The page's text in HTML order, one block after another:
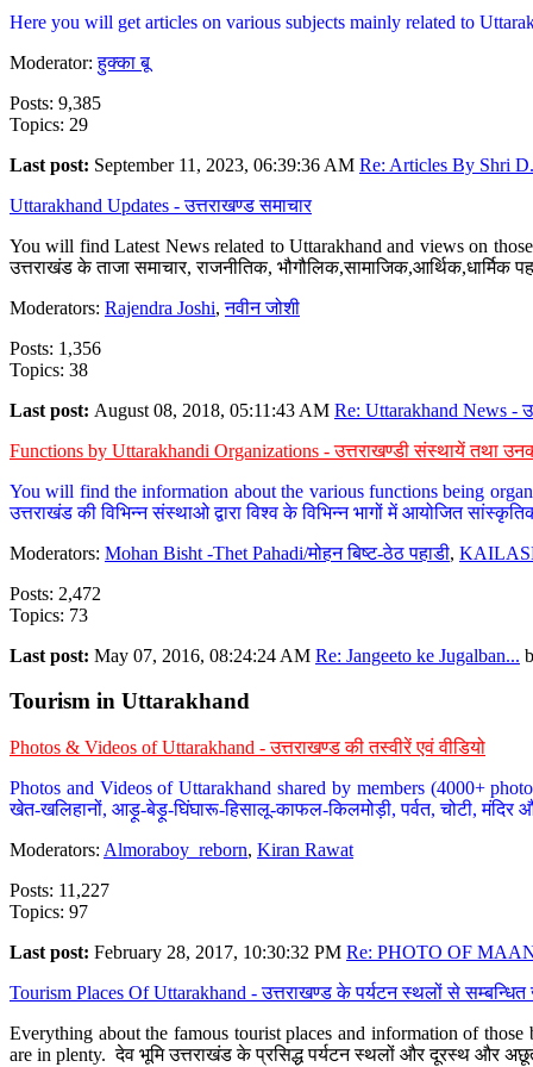
Here you will get articles on various subjects mainly related to
Moderator:हुक्का बू
Posts: 9,385
Topics: 29
Last post: September 11, 2023, 06:39:36 AM Re: Articles By Shri
Uttarakhand Updates - उत्तराखण्ड समाचार
You will find Latest News related to Uttarakhand and views on
उत्तराखंड के ताजा समाचार, राजनीतिक,
Moderators: Rajendra Joshi,नवीन जोशी
Posts: 1,356
Topics: 38
Last post: August 08, 2018, 05:11:43 AM Re: Uttarakhand News -
Functions by Uttarakhandi Organizations - उत्तराखण्डी संस्थायें तथा
You will find the information about the various functions being
उत्तराखंड की विभिन्न संस्थाओ द्वारा विश्व के विभिन्न भागों में आयोजित
Moderators: Mohan Bisht -Thet Pahadi/मोहन बिष्ट-ठेठ पहाडी,
Posts: 2,472
Topics: 73
Last post: May 07, 2016, 08:24:24 AM Re: Jangeeto ke Jugalban...
Tourism in Uttarakhand
Photos & Videos of Uttarakhand - उत्तराखण्ड की तस्वीरें एवं वीडियो
Photos and Videos of Uttarakhand shared by members (4000+
खेत-खलिहानों, आड़ू-बेड़ू-घिंघारू-हिसालू-काफल-किलमोड़ी, पर्वत, चोटी,
Moderators: Almoraboy_reborn, Kiran Rawat
Posts: 11,227
Topics: 97
Last post: February 28, 2017, 10:30:32 PM Re: PHOTO OF
Tourism Places Of Uttarakhand - उत्तराखण्ड के पर्यटन स्थलों से सम्बन्धित
Everything about the famous tourist places and information of
are in plenty. देव भूमि उत्तराखंड के प्रसिद्ध पर्यटन स्थलों और दूरस्थ